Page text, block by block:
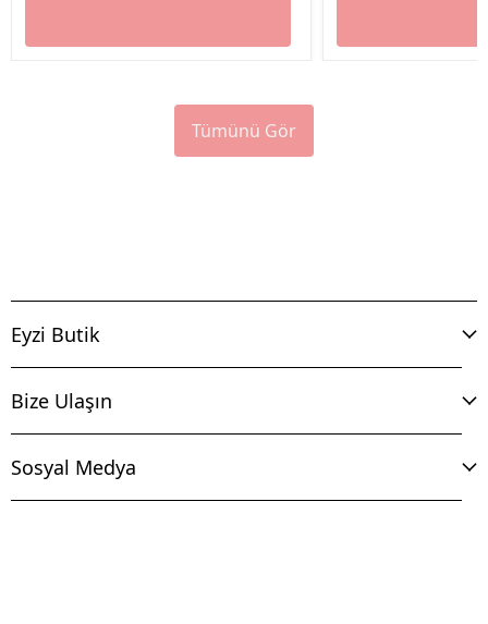
Tümünü Gör
Eyzi Butik
Bize Ulaşın
Sosyal Medya